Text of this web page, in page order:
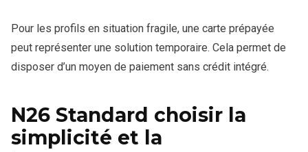
Pour les profils en situation fragile, une carte prépayée
peut représenter une solution temporaire. Cela permet de
disposer d’un moyen de paiement sans crédit intégré.
N26 Standard choisir la
simplicité et la